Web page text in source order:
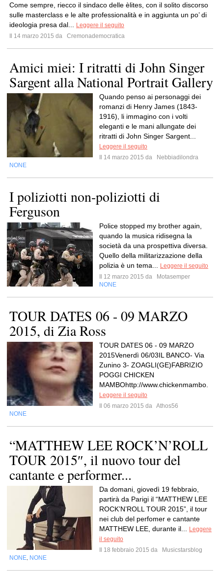
Come sempre, riecco il sindaco delle èlites, con il solito discorso
sulle masterclass e le alte professionalità e in aggiunta un po’ di
ideologia presa dal...
Leggere il seguito
Il 14 marzo 2015 da
Cremonademocratica
Amici miei: I ritratti di John Singer
Sargent alla National Portrait Gallery
Quando penso ai personaggi dei
romanzi di Henry James (1843-
1916), li immagino con i volti
eleganti e le mani allungate dei
ritratti di John Singer Sargent...
Leggere il seguito
Il 14 marzo 2015 da
Nebbiadilondra
NONE
I poliziotti non-poliziotti di
Ferguson
Police stopped my brother again,
quando la musica ridisegna la
società da una prospettiva diversa.
Quello della militarizzazione della
polizia è un tema...
Leggere il seguito
Il 12 marzo 2015 da
Motasemper
NONE
TOUR DATES 06 - 09 MARZO
2015, di Zia Ross
TOUR DATES 06 - 09 MARZO
2015Venerdì 06/03IL BANCO- Via
Zunino 3- ZOAGLI(GE)FABRIZIO
POGGI CHICKEN
MAMBOhttp://www.chickenmambo.
Leggere il seguito
Il 06 marzo 2015 da Athos56
NONE
“MATTHEW LEE ROCK’N’ROLL
TOUR 2015″, il nuovo tour del
cantante e performer...
Da domani, giovedì 19 febbraio,
partirà da Parigi il “MATTHEW LEE
ROCK’N’ROLL TOUR 2015”, il tour
nei club del perfomer e cantante
MATTHEW LEE, durante il...
Leggere
il seguito
Il 18 febbraio 2015 da
Musicstarsblog
NONE NONE